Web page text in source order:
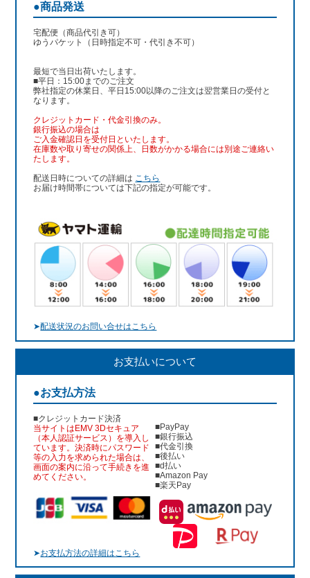
●商品発送
宅配便（商品代引き可）
ゆうパケット（日時指定不可・代引き不可）
最短で当日出荷いたします。
■平日：15:00までのご注文
弊社指定の休業日、平日15:00以降のご注文は翌営業日の受付と
なります。
クレジットカード・代金引換のみ。
銀行振込の場合は
ご入金確認日を受付日といたします。
在庫数や取り寄せの関係上、日数がかかる場合には別途ご連絡い
たします。
配送日時についての詳細は こちら
お届け時間帯については下記の指定が可能です。
➤配送状況のお問い合せはこちら
お支払いについて
●お支払方法
■クレジットカード決済
当サイトはEMV 3Dセキュア
（本人認証サービス）を導入し
ています。決済時にパスワード
等の入力を求められた場合は、
画面の案内に沿って手続きを進
めてください。
■PayPay
■銀行振込
■代金引換
■後払い
■d払い
■Amazon Pay
■楽天Pay
➤お支払方法の詳細はこちら